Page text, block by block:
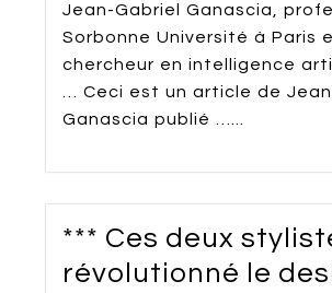
Jean-Gabriel Ganascia,
Sorbonne Université à Paris
chercheur en intelligence
… Ceci est un article de
Ganascia publié …...
*** Ces deux
révolutionné le